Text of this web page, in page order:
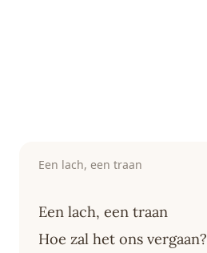
Een lach, een traan
Een lach, een traan
Hoe zal het ons vergaan?